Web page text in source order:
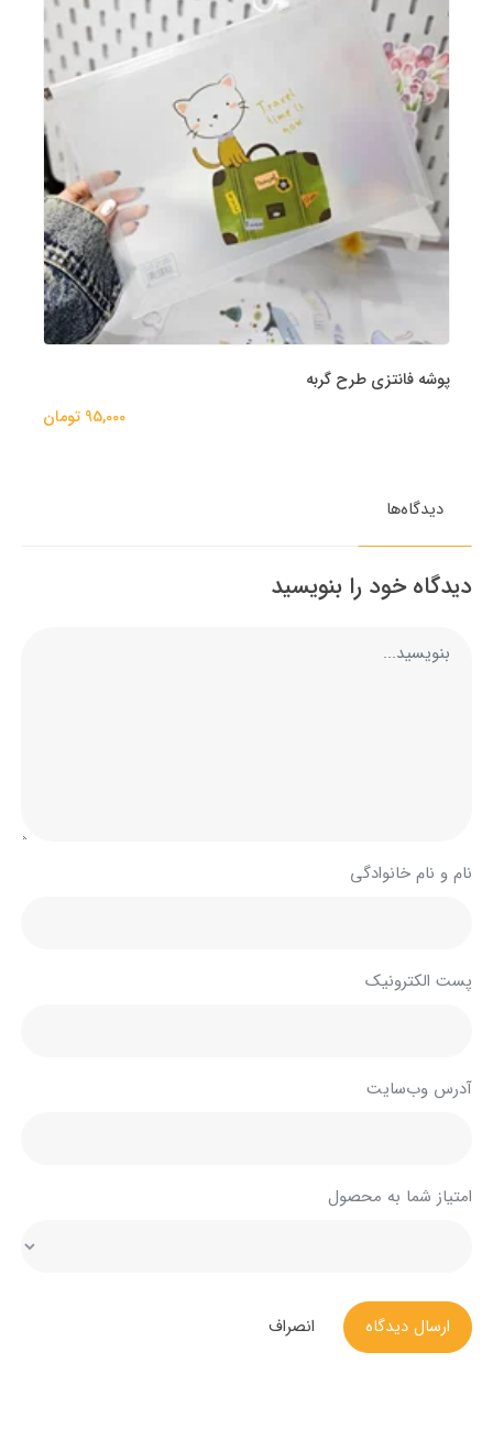
پوشه فانتزی طرح گربه
95,000 تومان
دیدگاه‌ها
دیدگاه خود را بنویسید
نام و نام خانوادگی
پست الکترونیک
آدرس وب‌سایت
امتیاز شما به محصول
ارسال دیدگاه انصراف